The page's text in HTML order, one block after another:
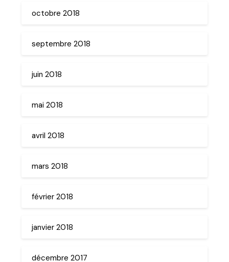
octobre 2018
septembre 2018
juin 2018
mai 2018
avril 2018
mars 2018
février 2018
janvier 2018
décembre 2017